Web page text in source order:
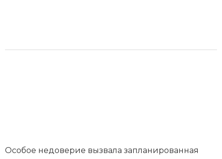
Особое недоверие вызвала запланированная